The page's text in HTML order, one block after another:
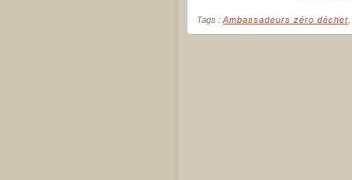
Tags : Ambassadeurs zéro déchet